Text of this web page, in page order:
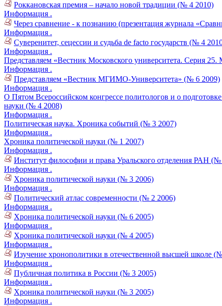
Роккановская премия – начало новой традиции (№ 4 2010)
Информация .
Через сравнение - к познанию (презентация журнала
Информация .
Суверенитет, сецессии и судьба de facto государств (№ 4
Информация .
Представляем «Вестник Московского университета. Серия
Информация .
Представляем «Вестник МГИМО-Университета» (№ 6 2009)
Информация .
О Пятом Всероссийском конгрессе политологов и о
науки (№ 4 2008)
Информация .
Политическая наука. Хроника событий (№ 3 2007)
Информация .
Хроника политической науки (№ 1 2007)
Информация .
Институт философии и права Уральского отделения РАН (№
Информация .
Хроника политической науки (№ 3 2006)
Информация .
Политический атлас современности (№ 2 2006)
Информация .
Хроника политической науки (№ 6 2005)
Информация .
Хроника политической науки (№ 4 2005)
Информация .
Изучение хронополитики в отечественной высшей школе
Информация .
Публичная политика в России (№ 3 2005)
Информация .
Хроника политической науки (№ 3 2005)
Информация .